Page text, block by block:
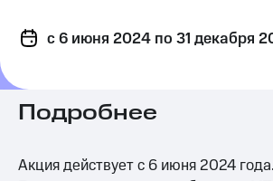
группа
SIM-
на связь
РИИЛ
и МТС
при
c 6 июня 2024 по 31 декабря
Подробнее
Акция действует с 6 июня 2024 года.